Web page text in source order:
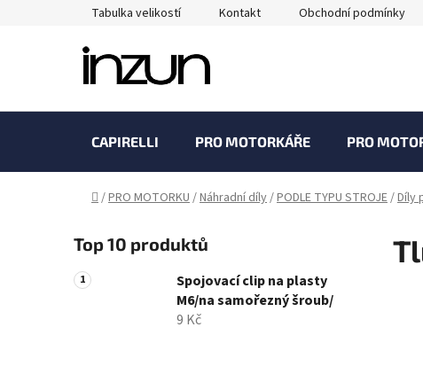
Tabulka velikostí Kontakt Obchodní podmínky
CAPIRELLI PRO MOTORKÁŘE PRO
Domů
/PRO MOTORKU/Náhradní díly/PODLE TYPU STROJE/Díly
o
s
t
Top 10 produktů
Spojovací clip na plasty
M6/na samořezný šroub/
9 Kč